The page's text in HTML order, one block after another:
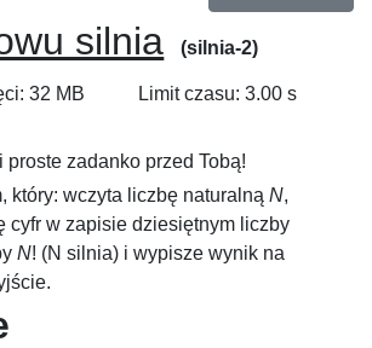
silnia (silnia-2)
32 MB Limit czasu: 3.00 s
proste zadanko przed Tobą!
który: wczyta liczbę naturalną N,
cyfr w zapisie dziesiętnym liczby
N! (N silnia) i wypisze wynik na